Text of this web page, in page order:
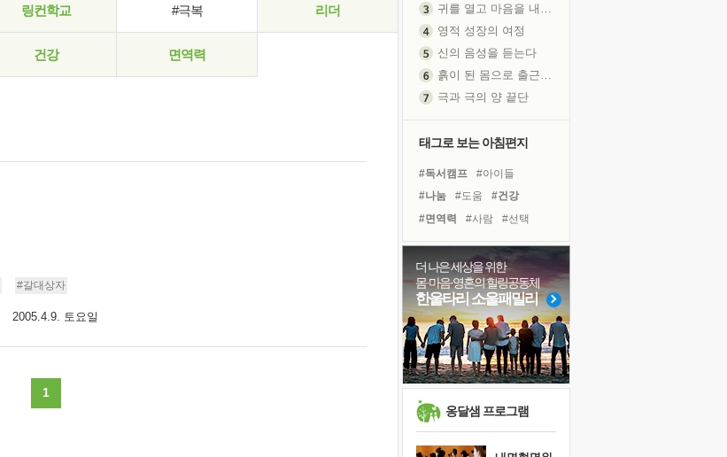
링컨학교 #극복 리더
건강 면역력
#갈대상자
2005.4.9. 토요일
1
귀를 열고 마음을 내어주고
영적 성장의 여정
신의 음성을 듣는다
흙이 된 몸으로 출근하는 여자
극과 극의 양 끝단
아픈 아버지를 위한 공간 설계
슬럼프
보고 싶은 어머니
유년 시절의 부산 영도 바다
못된 꼰대들
너무 황홀한 꽃들이여!
희망이란
'모른다'는 것
태그로 보는 아침편지
#독서캠프
#아이들
#나눔
#도움
#건강
#면역력
#사람
#선택
#링컨학교
#친구
#비전캠프
#희망
#독서
#다짐
#힐링 #삶
#명상
#극복
#계획
#바이러스
#리더
더 나은 세상을 위한
몸·마음·영혼의 힐링공동체
한울타리 소울패밀리
옹달샘 프로그램